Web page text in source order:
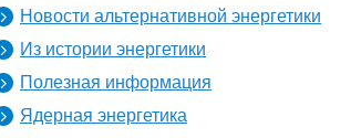
Новости альтернативной энергетики
Из истории энергетики
Полезная информация
Ядерная энергетика